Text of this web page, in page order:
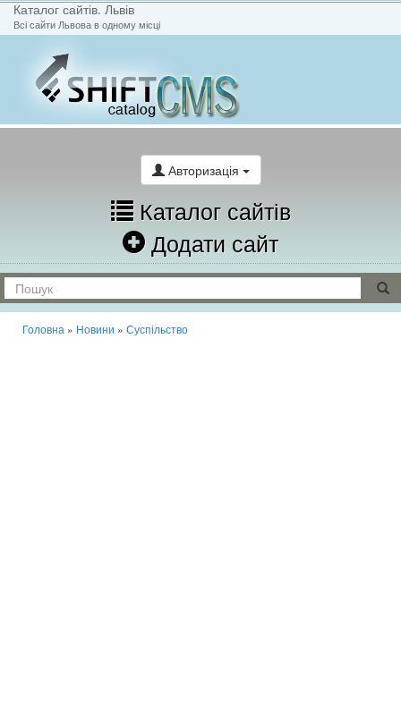
Каталог сайтів. Львів
Всі сайти Львова в одному місці
Авторизація
Каталог сайтів
Додати сайт
Головна » Новини » Суспільство